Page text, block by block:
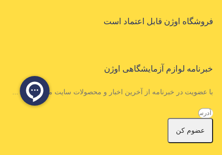
فروشگاه اوژن قابل اعتماد است
خبرنامه لوازم آزمایشگاهی اوژن
با عضویت در خبرنامه از آخرین اخبار و محصولات سایت مطلع شوید ...
عضوم کن